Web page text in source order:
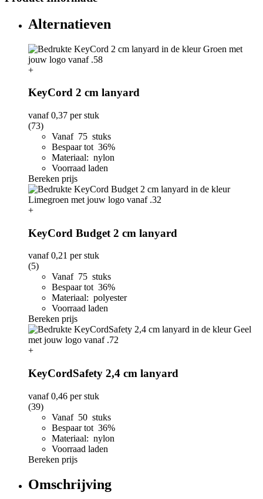
Alternatieven
+
KeyCord 2 cm lanyard
vanaf0,37 per stuk
(73)
Vanaf 75 stuks
Bespaar tot 36%
Materiaal: nylon
Voorraad laden
Bereken prijs
+
KeyCord Budget 2 cm lanyard
vanaf0,21 per stuk
(5)
Vanaf 75 stuks
Bespaar tot 36%
Materiaal: polyester
Voorraad laden
Bereken prijs
+
KeyCordSafety 2,4 cm lanyard
vanaf0,46 per stuk
(39)
Vanaf 50 stuks
Bespaar tot 36%
Materiaal: nylon
Voorraad laden
Bereken prijs
Omschrijving